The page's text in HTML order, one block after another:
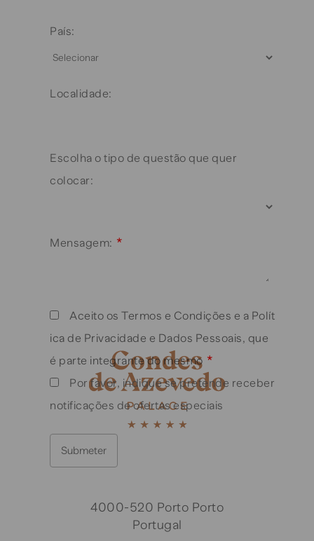
País:
Localidade:
Escolha o tipo de questão que quer
colocar:
Mensagem: *
Aceito os Termos e Condições e a Polít
ica de Privacidade e Dados Pessoais, que
é parte integrante do mesmo *
Por favor, indique se pretende receber
notificações de ofertas especiais
4000-520 Porto Porto
Portugal